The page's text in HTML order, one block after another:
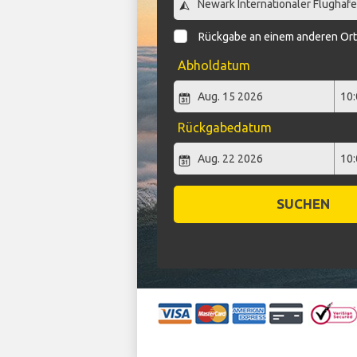
Rückgabe an einem anderen Ort
Abholdatum
Rückgabedatum
SUCHEN